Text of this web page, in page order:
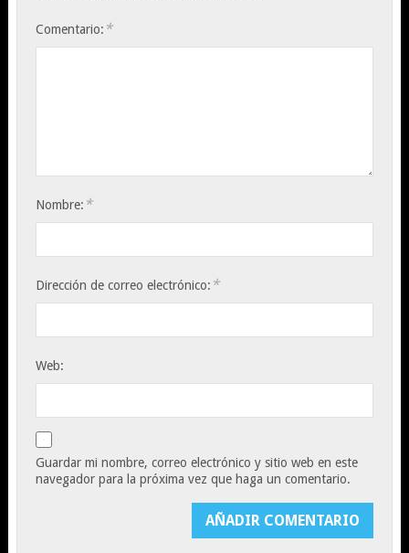
Comentario: *
Nombre: *
Dirección de correo electrónico: *
Web:
Guardar mi nombre, correo electrónico y sitio web en este
navegador para la próxima vez que haga un comentario.